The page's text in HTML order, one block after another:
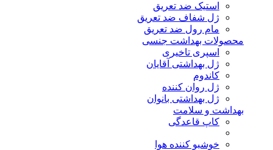
استیک ضد تعریق
ژل شفاف ضد تعریق
مام رول ضد تعریق
محصولات بهداشت جنسی
اسپری تاخیری
ژل بهداشتی آقایان
کاندوم
ژل روان کننده
ژل بهداشتی بانوان
بهداشت و سلامت
کاپ قاعدگی
خوشبو کننده هوا